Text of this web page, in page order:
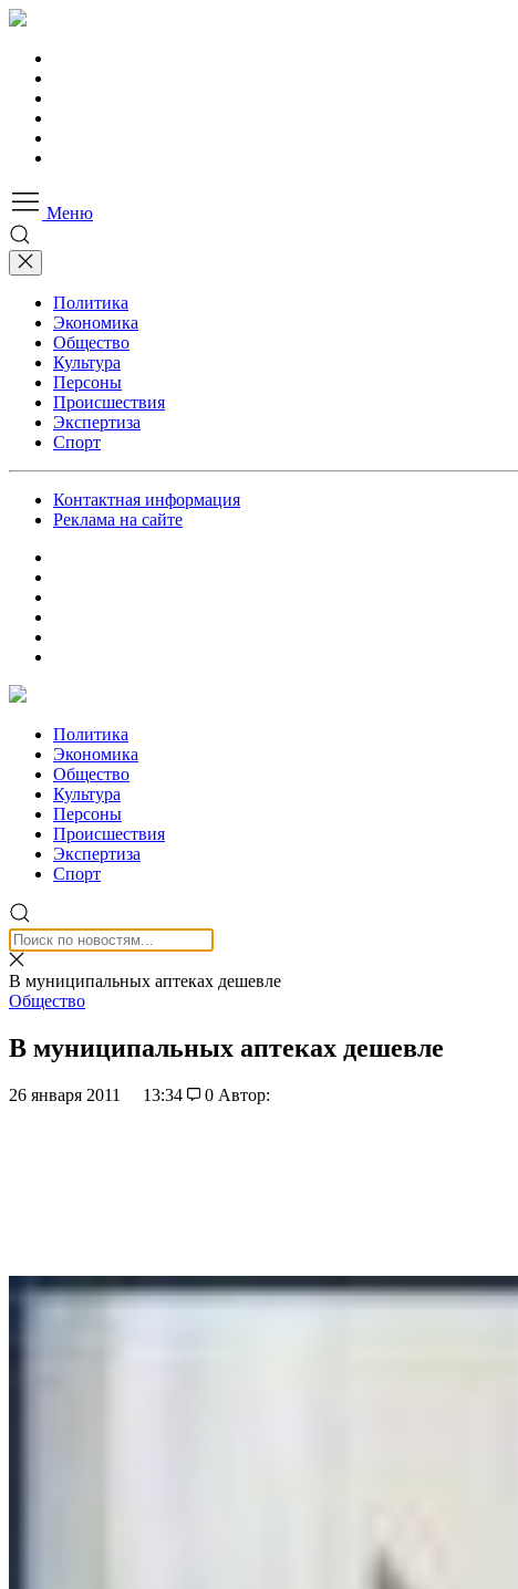
Меню
Политика
Экономика
Общество
Культура
Персоны
Происшествия
Экспертиза
Спорт
Контактная информация
Реклама на сайте
Политика
Экономика
Общество
Культура
Персоны
Происшествия
Экспертиза
Спорт
В муниципальных аптеках дешевле
Общество
В муниципальных аптеках дешевле
26 января 2011 13:34 0 Автор: